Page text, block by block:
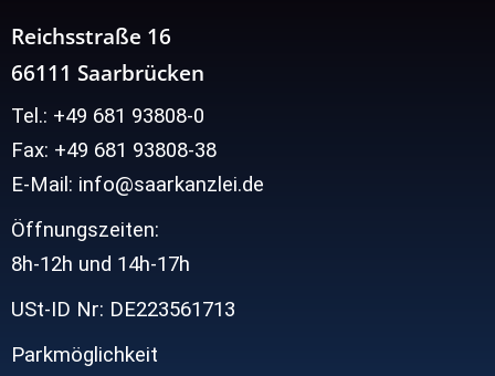
Reichsstraße 16
66111 Saarbrücken
Tel.: +49 681 93808-0
Fax: +49 681 93808-38
E-Mail: info@saarkanzlei.de
Öffnungszeiten:
8h-12h und 14h-17h
USt-ID Nr: DE223561713
Parkmöglichkeit